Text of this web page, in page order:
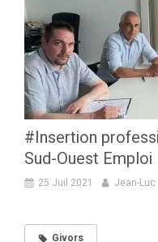
#Insertion
Sud-Ouest Emploi
25 Juil 2021 Jean-
Givors